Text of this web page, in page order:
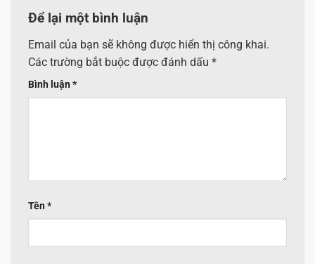
Để lại một bình luận
Email của bạn sẽ không được hiển thị công khai.
Các trường bắt buộc được đánh dấu *
Bình luận *
Tên *